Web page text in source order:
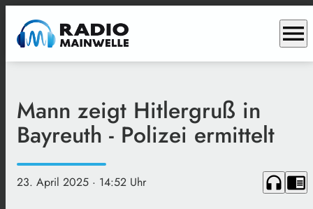
menu
Mann zeigt Hitlergruß in
Bayreuth - Polizei ermittelt
23. April 2025 · 14:52 Uhr headphones chrome_reader_mode